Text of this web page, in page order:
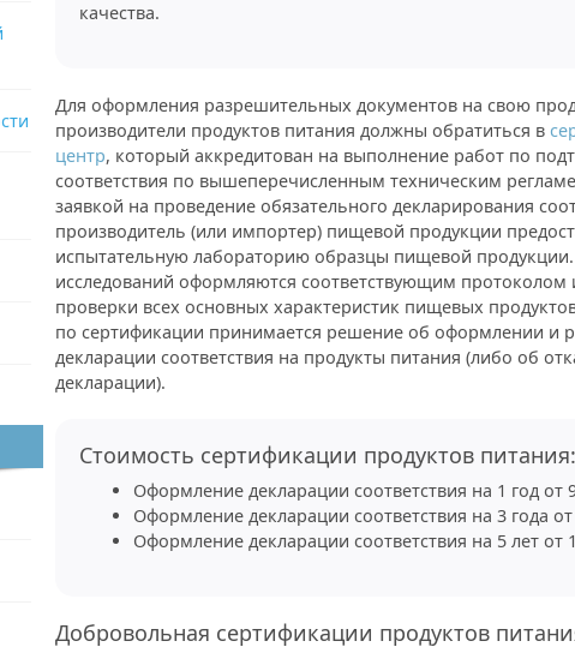
качества.
Для оформления разрешительных документов на свою
производители продуктов питания должны обратиться в
центр, который аккредитован на выполнение работ по
соответствия по вышеперечисленным техническим
заявкой на проведение обязательного декларирования
производитель (или импортер) пищевой продукции
испытательную лабораторию образцы пищевой продукции.
исследований оформляются соответствующим протоколом
проверки всех основных характеристик пищевых
по сертификации принимается решение об оформлении и
декларации соответствия на продукты питания (либо об
декларации).
Стоимость сертификации продуктов питания:
Оформление декларации соответствия на 1 год от
Оформление декларации соответствия на 3 года
Оформление декларации соответствия на 5 лет от
Добровольная сертификации продуктов